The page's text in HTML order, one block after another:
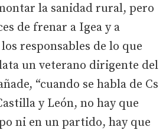
la sanidad rural, pero
de frenar a Igea y a
responsables de lo que
un veterano dirigente del
“cuando se habla de Cs
y León, no hay que
ni en un partido, hay que